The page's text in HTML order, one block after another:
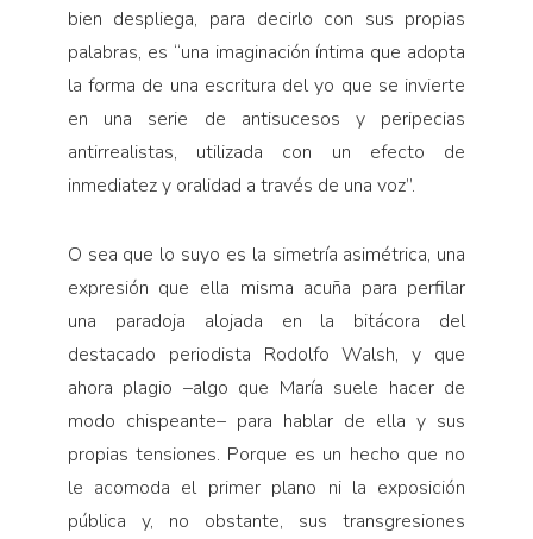
bien despliega, para decirlo con sus propias
palabras, es “una imaginación íntima que adopta
la forma de una escritura del yo que se invierte
en una serie de antisucesos y peripecias
antirrealistas, utilizada con un efecto de
inmediatez y oralidad a través de una voz”.
O sea que lo suyo es la simetría asimétrica, una
expresión que ella misma acuña para perfilar
una paradoja alojada en la bitácora del
destacado periodista Rodolfo Walsh, y que
ahora plagio –algo que María suele hacer de
modo chispeante– para hablar de ella y sus
propias tensiones. Porque es un hecho que no
le acomoda el primer plano ni la exposición
pública y, no obstante, sus transgresiones